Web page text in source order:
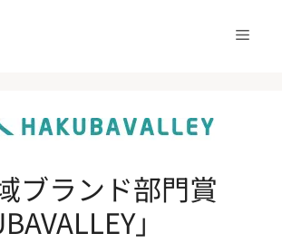
メ
ブランド部門賞
」